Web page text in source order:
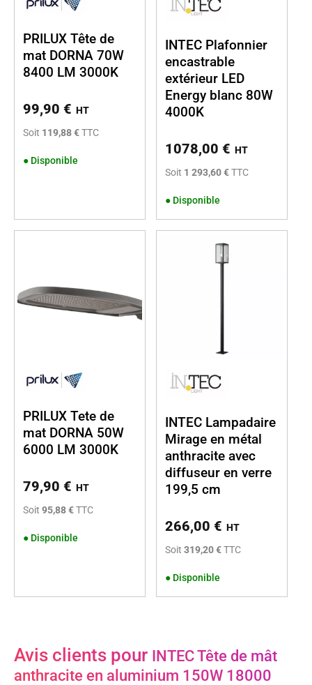
PRILUX Tête de
mat DORNA 70W
8400 LM 3000K
99,90 € HT
Soit 119,88 €TTC
● Disponible
INTEC Plafonnier
encastrable
extérieur LED
Energy blanc 80W
4000K
1078,00 € HT
Soit 1 293,60 €TTC
● Disponible
PRILUX Tete de
mat DORNA 50W
6000 LM 3000K
79,90 € HT
Soit 95,88 €TTC
● Disponible
INTEC Lampadaire
Mirage en métal
anthracite avec
diffuseur en verre
199,5 cm
266,00 € HT
Soit 319,20 €TTC
● Disponible
Avis clients pour INTEC Tête de mât
anthracite en aluminium 150W 18000